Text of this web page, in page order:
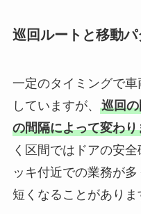
巡回ルートと移動パ
一定のタイミングで
していますが、 巡回
の間隔によって変わり
く区間ではドアの安
ッキ付近での業務が
短くなることがありま